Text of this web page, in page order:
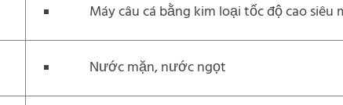
Máy câu cá bằng kim loại tốc độ cao siêu
Nước mặn, nước ngọt